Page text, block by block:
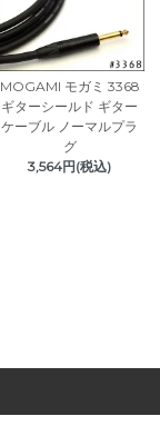
MOGAMI モガミ 3368
ギターシールド ギター
ケーブル ノーマルプラ
グ
3,564円(税込)